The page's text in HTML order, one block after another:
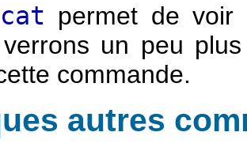
permet de voir
un peu
commande.
autres